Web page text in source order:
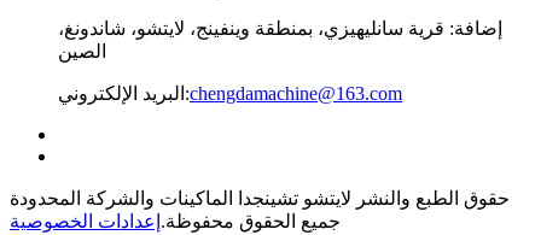
إضافة: قرية سانليهيزي، بمنطقة وينفينج، لايتشو، شاندونغ،
الصين
البريد الإلكتروني:chengdamachine@163.com
حقوق الطبع والنشر لايتشو تشينجدا الماكينات والشركة المحدودة
جميع الحقوق محفوظة. إعدادات الخصوصية